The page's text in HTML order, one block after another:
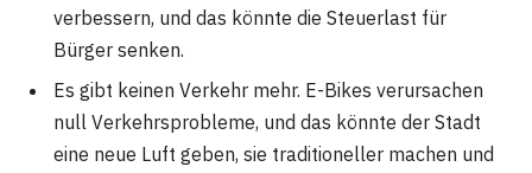
verbessern, und das könnte die Steuerlast für
Bürger senken.
Es gibt keinen Verkehr mehr. E-Bikes verursachen
null Verkehrsprobleme, und das könnte der Stadt
eine neue Luft geben, sie traditioneller machen und